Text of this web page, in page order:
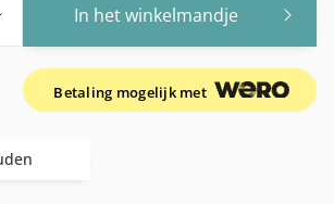
In het winkelmandje
Betaling mogelijk met